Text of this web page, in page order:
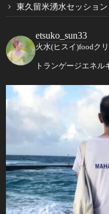
東久留米湧水セッション
etsuko_sun33
火水(ヒスイ)foodク
トランゲージエネル